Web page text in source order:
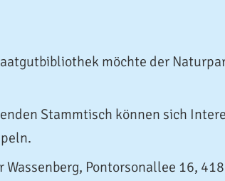
möchte der
Stammtisch können sich
Pontorsonallee 16,